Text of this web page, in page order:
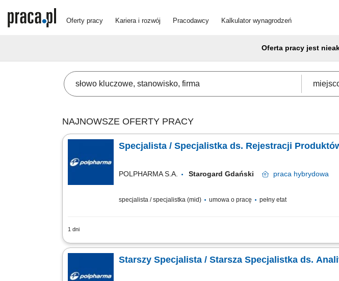
Oferty pracy Kariera i rozwój Pracodawcy Kalkulator wynagrodzeń
Oferta pracy jest
NAJNOWSZE OFERTY PRACY
Specjalista / Specjalistka ds. Rejestracji
POLPHARMA S.A. Starogard Gdański praca hybrydowa
specjalista / specjalistka (mid) umowa o pracę pełny etat
1 dni
Zakres obowiązków: przygotowywanie dokumentacji rejestracyjnej
Starszy Specjalista / Starsza Specjalistka ds.